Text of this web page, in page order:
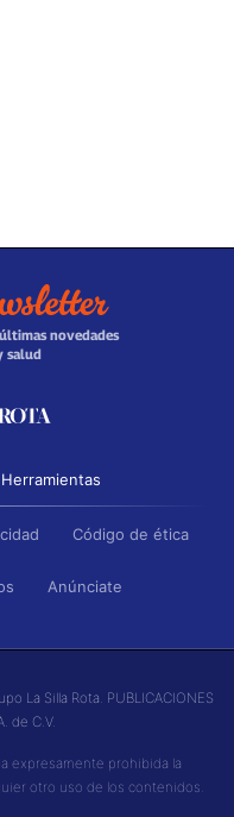
novedades
salud
Herramientas
Código de ética
Anúnciate
La Silla Rota. PUBLICACIONES
de C.V.
expresamente prohibida la
otro uso de los contenidos.